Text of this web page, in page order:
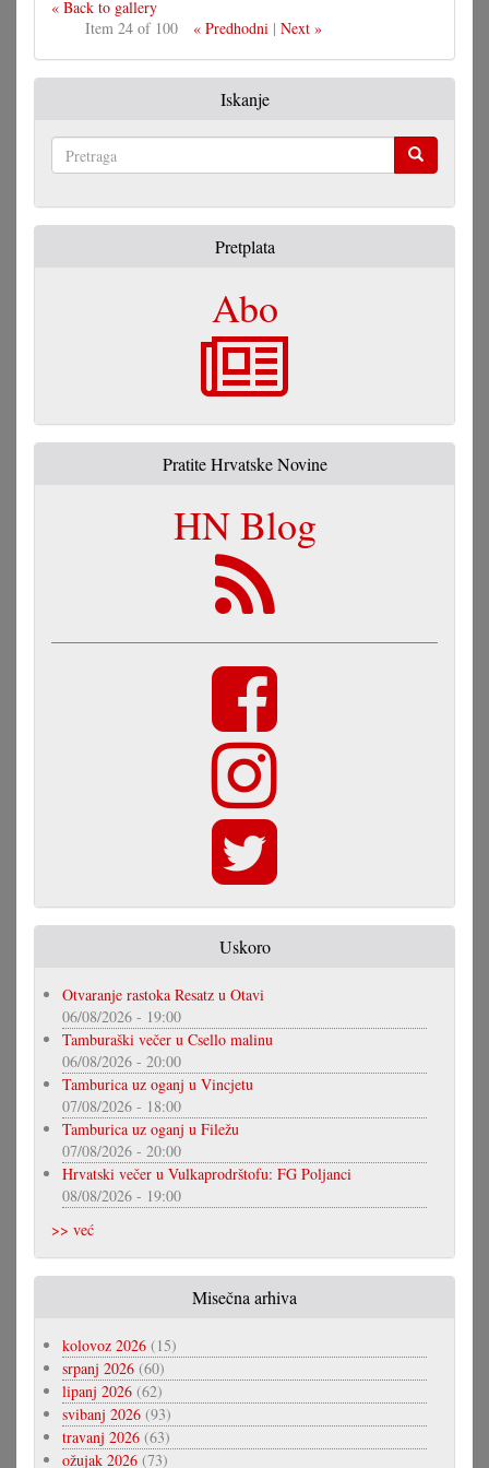
« Back to gallery
Item 24 of 100
« Predhodni| Next »
Iskanje
Pretplata
Abo
Pratite Hrvatske Novine
HN Blog
Uskoro
Otvaranje rastoka Resatz u Otavi
06/08/2026 - 19:00
Tamburaški večer u Csello malinu
06/08/2026 - 20:00
Tamburica uz oganj u Vincjetu
07/08/2026 - 18:00
Tamburica uz oganj u Filežu
07/08/2026 - 20:00
Hrvatski večer u Vulkaprodrštofu: FG Poljanci
08/08/2026 - 19:00
>> već
Misečna arhiva
kolovoz 2026 (15)
srpanj 2026 (60)
lipanj 2026 (62)
svibanj 2026 (93)
travanj 2026 (63)
ožujak 2026 (73)